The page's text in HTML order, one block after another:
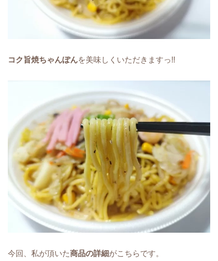
コク旨焼ちゃんぽんを美味しくいただきますっ!!
今回、私が頂いた商品の詳細がこちらです。